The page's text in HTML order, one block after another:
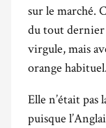
sur le marché.
du tout dernier
virgule, mais
orange habituel.
Elle n’était
puisque